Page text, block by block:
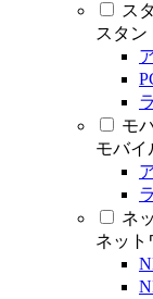
ス
スタン
モ
モバイ
ネ
ネット